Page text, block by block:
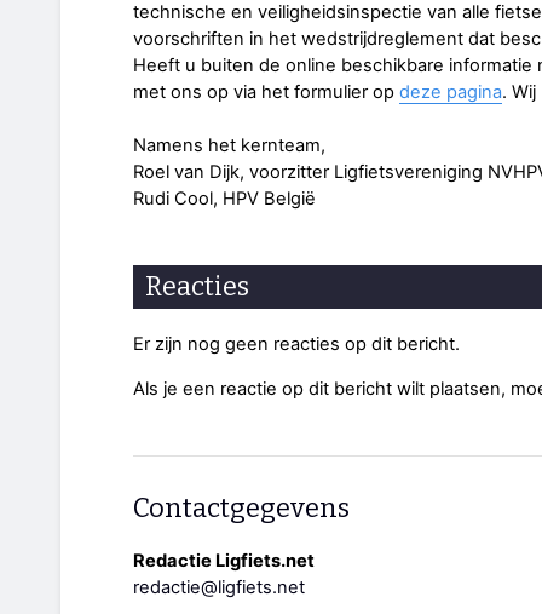
technische en veiligheidsinspectie van alle
voorschriften in het wedstrijdreglement dat
Heeft u buiten de online beschikbare
met ons op via het formulier op deze pagina.
Namens het kernteam,
Roel van Dijk, voorzitter Ligfietsvereniging
Rudi Cool, HPV België
Reacties
Er zijn nog geen reacties op dit bericht.
Als je een reactie op dit bericht wilt plaatsen,
Contactgegevens
Redactie Ligfiets.net
redactie@ligfiets.net